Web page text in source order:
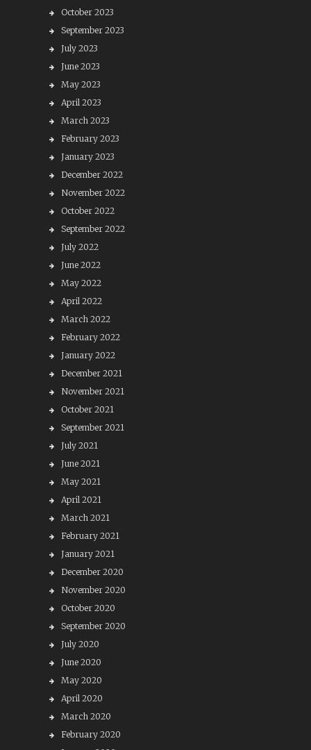
October 2023
September 2023
July 2023
June 2023
May 2023
April 2023
March 2023
February 2023
January 2023
December 2022
November 2022
October 2022
September 2022
July 2022
June 2022
May 2022
April 2022
March 2022
February 2022
January 2022
December 2021
November 2021
October 2021
September 2021
July 2021
June 2021
May 2021
April 2021
March 2021
February 2021
January 2021
December 2020
November 2020
October 2020
September 2020
July 2020
June 2020
May 2020
April 2020
March 2020
February 2020